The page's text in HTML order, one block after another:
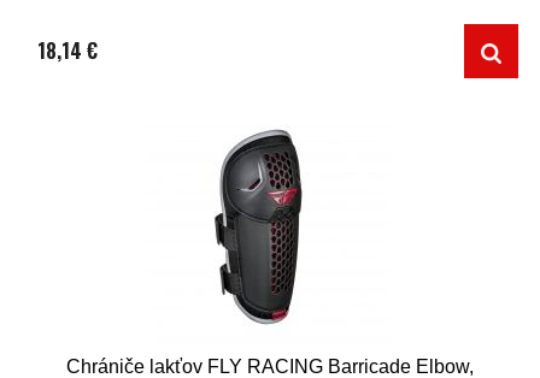
18,14 €
Chrániče lakťov FLY RACING Barricade Elbow,